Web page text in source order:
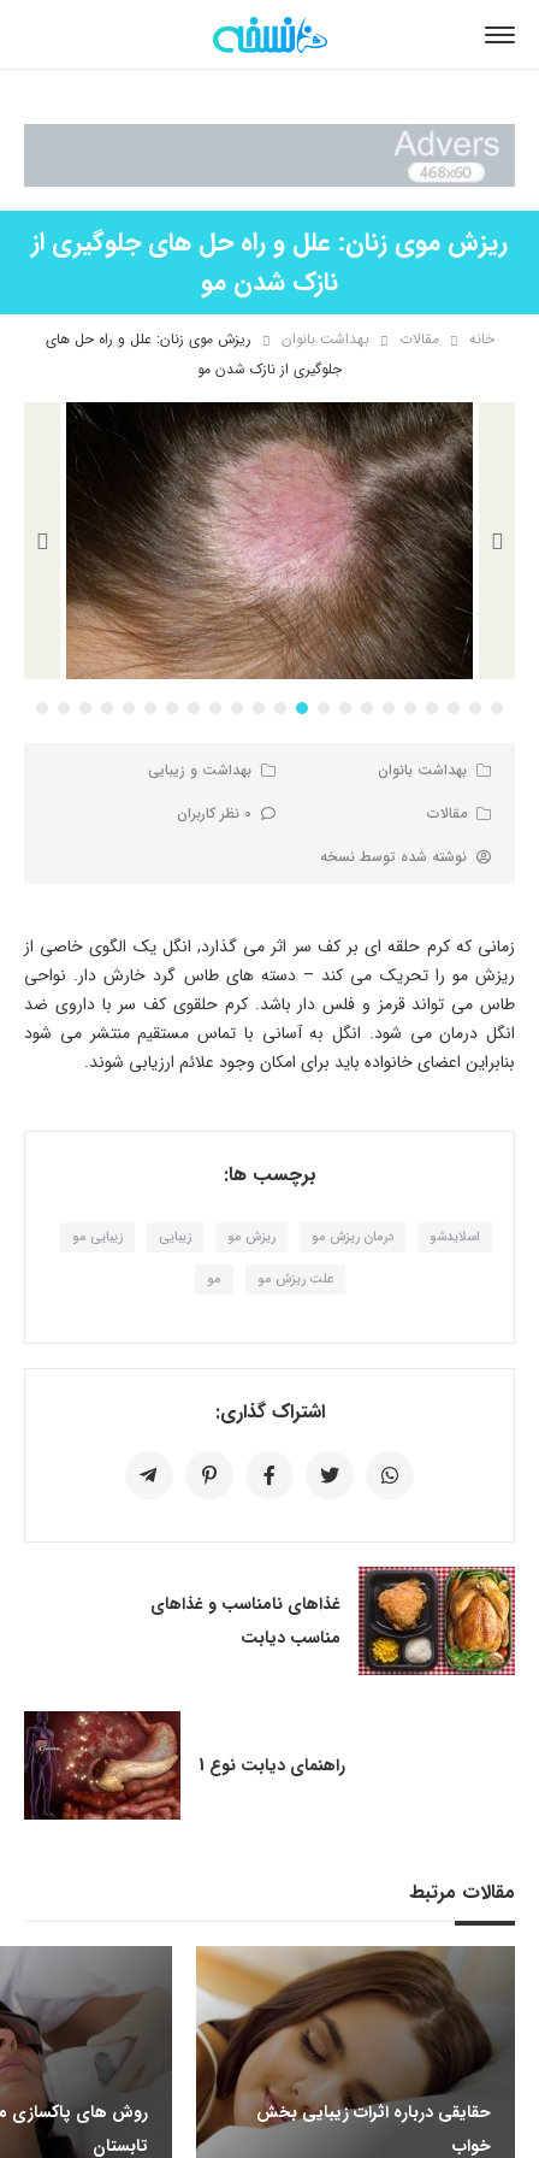
ریزش موی زنان: علل و راه حل های جلوگیری از
نازک شدن مو
خانه مقالات بهداشت بانوان
ریزش موی زنان: علل و راه حل های
جلوگیری از نازک شدن مو
بهداشت بانوان
بهداشت و زیبایی
مقالات
0 نظر کاربران
نوشته شده توسط نسخه
زمانی که کرم حلقه ای بر کف سر اثر می گذارد, انگل یک الگوی خاصی از
ریزش مو را تحریک می کند – دسته های طاس گرد خارش دار. نواحی
طاس می تواند قرمز و فلس دار باشد. کرم حلقوی کف سر با داروی ضد
انگل درمان می شود. انگل به آسانی با تماس مستقیم منتشر می شود
بنابراین اعضای خانواده باید برای امکان وجود علائم ارزیابی شوند.
برچسب ها:
اسلایدشو درمان ریزش مو ریزش مو زیبایی زیبایی مو
علت ریزش مو مو
اشتراک گذاری:
غذاهای نامناسب و غذاهای
مناسب دیابت
راهنمای دیابت نوع 1
مقالات مرتبط
حقایقی درباره اثرات زیبایی بخش
خواب
روش های پاکسازی
تابستان